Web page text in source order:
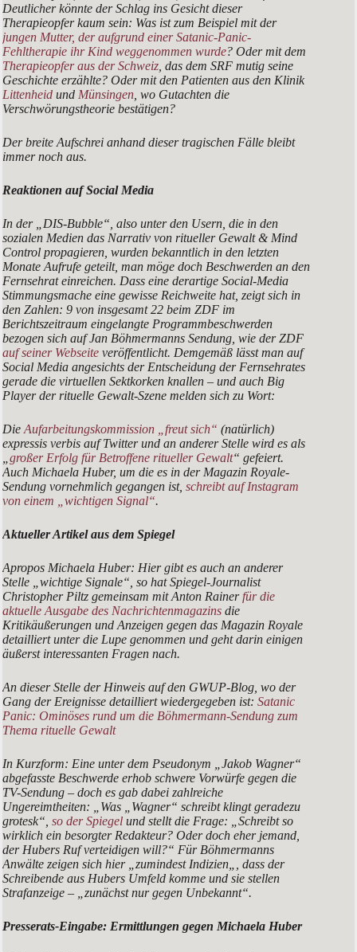
Deutlicher könnte der Schlag ins Gesicht dieser
Therapieopfer kaum sein: Was ist zum Beispiel mit der
jungen Mutter, der aufgrund einer Satanic-Panic-
Fehltherapie ihr Kind weggenommen wurde? Oder mit dem
Therapieopfer aus der Schweiz , das dem SRF mutig seine
Geschichte erzählte? Oder mit den Patienten aus den Klinik
Littenheid und Münsingen , wo Gutachten die
Verschwörungstheorie bestätigen?
Der breite Aufschrei anhand dieser tragischen Fälle bleibt
immer noch aus.
Reaktionen auf Social Media
In der „DIS-Bubble“, also unter den Usern, die in den
sozialen Medien das Narrativ von ritueller Gewalt & Mind
Control propagieren, wurden bekanntlich in den letzten
Monate Aufrufe geteilt, man möge doch Beschwerden an den
Fernsehrat einreichen. Dass eine derartige Social-Media
Stimmungsmache eine gewisse Reichweite hat, zeigt sich in
den Zahlen: 9 von insgesamt 22 beim ZDF im
Berichtszeitraum eingelangte Programmbeschwerden
bezogen sich auf Jan Böhmermanns Sendung, wie der ZDF
auf seiner Webseite veröffentlicht. Demgemäß lässt man auf
Social Media angesichts der Entscheidung der Fernsehrates
gerade die virtuellen Sektkorken knallen – und auch Big
Player der rituelle Gewalt-Szene melden sich zu Wort:
Die Aufarbeitungskommission „freut sich“ (natürlich)
expressis verbis auf Twitter und an anderer Stelle wird es als
großer Erfolg für Betroffene ritueller Gewalt“ gefeiert.
Auch Michaela Huber, um die es in der Magazin Royale-
Sendung vornehmlich gegangen ist, schreibt auf Instagram
von einem „wichtigen Signal“.
Aktueller Artikel aus dem Spiegel
Apropos Michaela Huber: Hier gibt es auch an anderer
Stelle „wichtige Signale“, so hat Spiegel-Journalist
Christopher Piltz gemeinsam mit Anton Rainer für die
aktuelle Ausgabe des Nachrichtenmagazins die
Kritikäußerungen und Anzeigen gegen das Magazin Royale
detailliert unter die Lupe genommen und geht darin einigen
äußerst interessanten Fragen nach.
An dieser Stelle der Hinweis auf den GWUP-Blog, wo der
Gang der Ereignisse detailliert wiedergegeben ist: Satanic
Panic: Ominöses rund um die Böhmermann-Sendung zum
Thema rituelle Gewalt
In Kurzform: Eine unter dem Pseudonym „Jakob Wagner“
abgefasste Beschwerde erhob schwere Vorwürfe gegen die
TV-Sendung – doch es gab dabei zahlreiche
Ungereimtheiten: „ Was „Wagner“ schreibt klingt geradezu
grotesk“, so der Spiegel und stellt die Frage:
„Schreibt so
wirklich ein besorgter Redakteur? Oder doch eher jemand,
der Hubers Ruf verteidigen will?“ Für Böhmermanns
Anwälte zeigen sich hier „ zumindest Indizien „, dass der
Schreibende aus Hubers Umfeld komme und sie stellen
Strafanzeige – „ zunächst nur gegen Unbekannt“.
Presserats-Eingabe: Ermittlungen gegen Michaela Huber